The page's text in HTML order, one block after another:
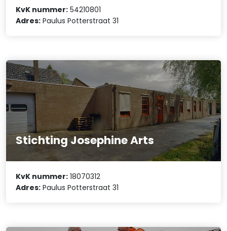
KvK nummer: 54210801
Adres: Paulus Potterstraat 31
Stichting Josephine Arts
KvK nummer: 18070312
Adres: Paulus Potterstraat 31